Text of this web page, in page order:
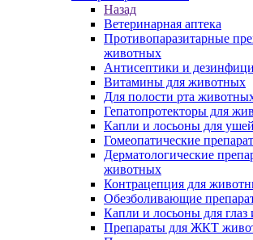
Назад
Ветеринарная аптека
Противопаразитарные
животных
Антисептики и
Витамины для животных
Для полости рта
Гепатопротекторы для
Капли и лосьоны для
Гомеопатические
Дерматологические
животных
Контрацепция для
Обезболивающие
Капли и лосьоны для
Препараты для ЖКТ